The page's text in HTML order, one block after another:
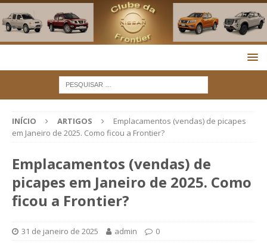
INÍCIO ARTIGOS
Emplacamentos (vendas) de picapes
em Janeiro de 2025. Como ficou a Frontier?
Emplacamentos (vendas) de
picapes em Janeiro de 2025. Como
ficou a Frontier?
31 de janeiro de 2025 admin 0